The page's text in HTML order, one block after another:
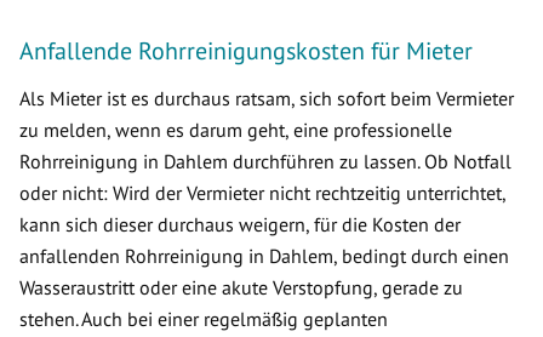
Anfallende Rohrreinigungskosten für Mieter
Als Mieter ist es durchaus ratsam, sich sofort beim Vermieter
zu melden, wenn es darum geht, eine professionelle
Rohrreinigung in Dahlem durchführen zu lassen. Ob Notfall
oder nicht: Wird der Vermieter nicht rechtzeitig unterrichtet,
kann sich dieser durchaus weigern, für die Kosten der
anfallenden Rohrreinigung in Dahlem, bedingt durch einen
Wasseraustritt oder eine akute Verstopfung, gerade zu
stehen. Auch bei einer regelmäßig geplanten